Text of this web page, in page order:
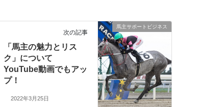
馬主サポートビジネス
次の記事
「馬主の魅力とリス
ク」について
YouTube動画でもアッ
プ！
2022年3月25日